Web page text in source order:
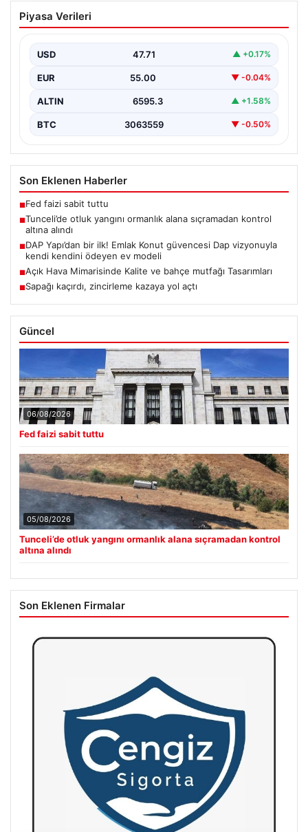
Tunceli’de otluk yangını ormanlık alana
sıçramadan kontrol altına alındı
arasında bulunan otlaklık bölgede henüz
belirlenemeyen bir nedenle…
Piyasa Verileri
USD 47.71 ▲ +0.17%
EUR 55.00 ▼ -0.04%
ALTIN 6595.3 ▲ +1.58%
BTC 3063559 ▼ -0.50%
Son Eklenen Haberler
■Fed faizi sabit tuttu
■Tunceli’de otluk yangını ormanlık alana sıçramadan kontrol
altına alındı
■DAP Yapı’dan bir ilk! Emlak Konut güvencesi Dap vizyonuyla
kendi kendini ödeyen ev modeli
■Açık Hava Mimarisinde Kalite ve bahçe mutfağı Tasarımları
■Sapağı kaçırdı, zincirleme kazaya yol açtı
Güncel
06/08/2026
Fed faizi sabit tuttu
05/08/2026
Tunceli’de otluk yangını ormanlık alana sıçramadan kontrol
altına alındı
Son Eklenen Firmalar